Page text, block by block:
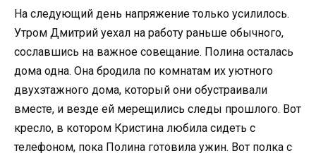
На следующий день напряжение только усилилось.
Утром Дмитрий уехал на работу раньше обычного,
сославшись на важное совещание. Полина осталась
дома одна. Она бродила по комнатам их уютного
двухэтажного дома, который они обустраивали
вместе, и везде ей мерещились следы прошлого. Вот
кресло, в котором Кристина любила сидеть с
телефоном, пока Полина готовила ужин. Вот полка с